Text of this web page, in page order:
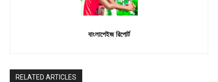
বাংলাপেইজ রিপোর্ট
RELATED ARTICLES